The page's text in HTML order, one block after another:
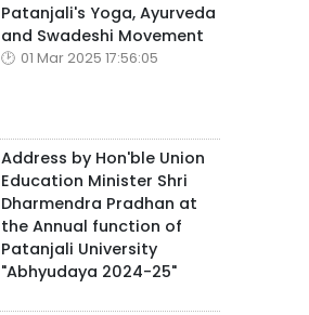
Patanjali's Yoga, Ayurveda
and Swadeshi Movement
01 Mar 2025 17:56:05
Address by Hon'ble Union
Education Minister Shri
Dharmendra Pradhan at
the Annual function of
Patanjali University
"Abhyudaya 2024-25"